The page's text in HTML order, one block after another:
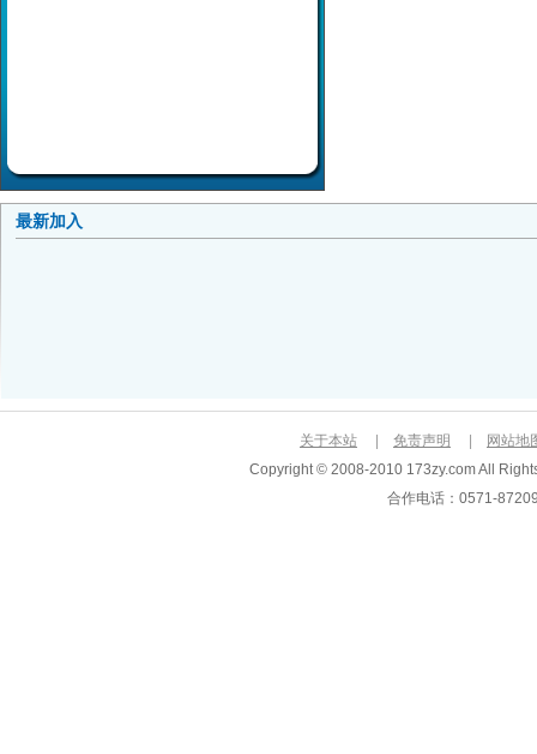
最新加入
关于本站 免责声明
网站地
Copyright © 2008-2010 173zy.com All
合作电话：0571-